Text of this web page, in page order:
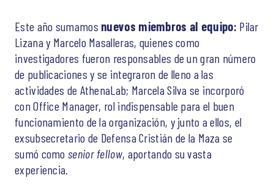
Este año sumamos nuevos miembros al equipo: Pilar
Lizana y Marcelo Masalleras, quienes como
investigadores fueron responsables de un gran número
de publicaciones y se integraron de lleno a las
actividades de AthenaLab; Marcela Silva se incorporó
con Office Manager, rol indispensable para el buen
funcionamiento de la organización, y junto a ellos, el
exsubsecretario de Defensa Cristián de la Maza se
sumó comosenior fellow, aportando su vasta
experiencia.